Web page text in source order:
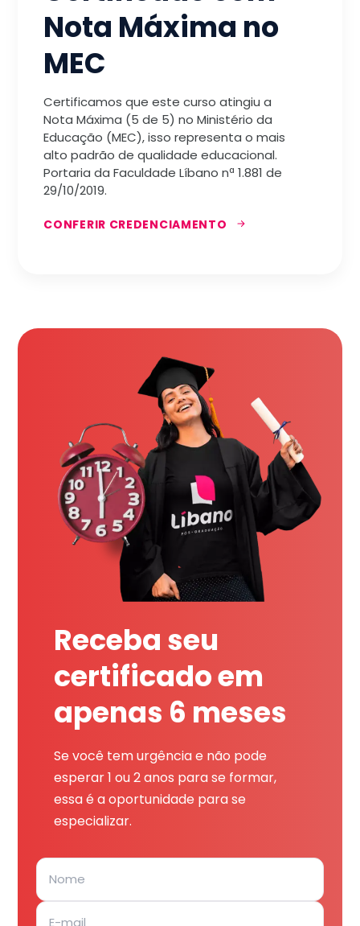
Nota Máxima no
MEC
Certificamos que este curso atingiu a
Nota Máxima (5 de 5) no Ministério da
Educação (MEC), isso representa o mais
alto padrão de qualidade educacional.
Portaria da Faculdade Líbano nª 1.881 de
29/10/2019.
CONFERIR CREDENCIAMENTO
Receba seu
certificado em
apenas 6 meses
Se você tem urgência e não pode
esperar 1 ou 2 anos para se formar,
essa é a oportunidade para se
especializar.